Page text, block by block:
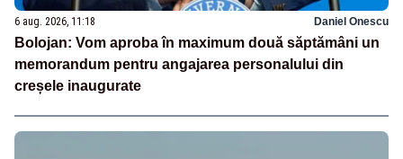
6 aug. 2026, 11:18 Daniel Onescu
Bolojan: Vom aproba în maximum două săptămâni un
memorandum pentru angajarea personalului din
creșele inaugurate